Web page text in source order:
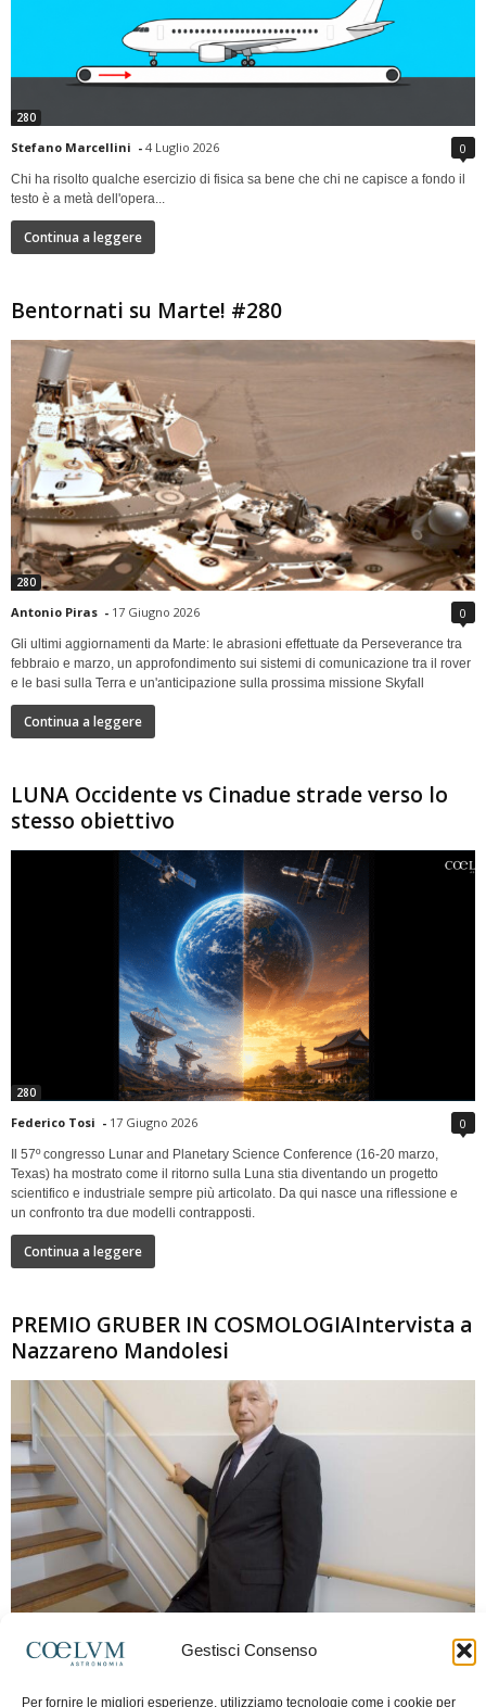
Gestisci Consenso
Per fornire le migliori esperienze, utilizziamo tecnologie come i cookie per
280
Stefano Marcellini - 4 Luglio 2026 0
Chi ha risolto qualche esercizio di fisica sa bene che chi ne capisce a fondo il
testo è a metà dell'opera...
Continua a leggere
Bentornati su Marte! #280
280
Antonio Piras - 17 Giugno 2026 0
Gli ultimi aggiornamenti da Marte: le abrasioni effettuate da Perseverance tra
febbraio e marzo, un approfondimento sui sistemi di comunicazione tra il rover
e le basi sulla Terra e un'anticipazione sulla prossima missione Skyfall
Continua a leggere
LUNA Occidente vs Cinadue strade verso lo
stesso obiettivo
280
Federico Tosi - 17 Giugno 2026 0
Il 57º congresso Lunar and Planetary Science Conference (16-20 marzo,
Texas) ha mostrato come il ritorno sulla Luna stia diventando un progetto
scientifico e industriale sempre più articolato. Da qui nasce una riflessione e
un confronto tra due modelli contrapposti.
Continua a leggere
PREMIO GRUBER IN COSMOLOGIAIntervista a
Nazzareno Mandolesi
Frida Paolella - 16 Giugno 2026 0
spaziale europea e della missione Planck. Il dialogo ripercorre i principali